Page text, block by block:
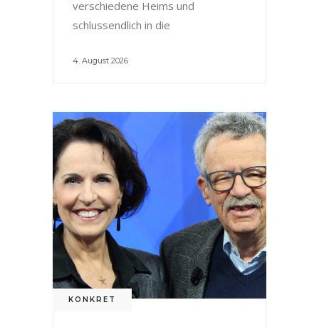
verschiedene Heims und
schlussendlich in die
4. August 2026
KONKRET